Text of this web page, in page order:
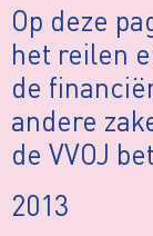
Op deze
het reilen
de
andere
de VVOJ
2013